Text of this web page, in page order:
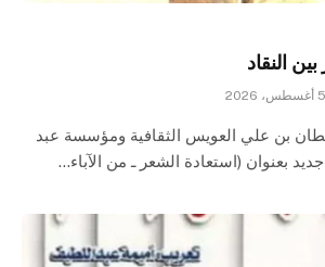
النقاد
5 أغسطس، 2026
بن علي العويس الثقافية ومؤسسة عبد
بعنوان (استعادة الشعر ـ من الآباء…